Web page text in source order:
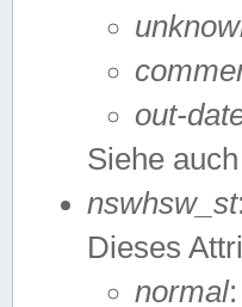
out-
Siehe
nswhsw_st
Dieses
normal